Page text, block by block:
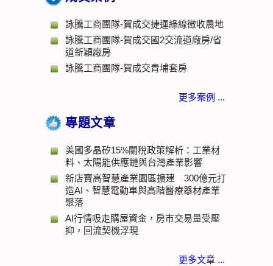
詠騰工商團隊-賀成交捷運綠線徵收農地
詠騰工商團隊-賀成交國2交流道廠房/省
道新穎廠房
詠騰工商團隊-賀成交青埔套房
更多案例 ...
專題文章
美國多晶矽15%關稅政策解析：工業材
料、太陽能供應鏈與台灣產業影響
新店寶高智慧產業園區擴建 300億元打
造AI、智慧電動車與高階醫療器材產業
聚落
AI行情吸走購屋資金，房市交易量受壓
抑，回流契機浮現
更多文章 ...